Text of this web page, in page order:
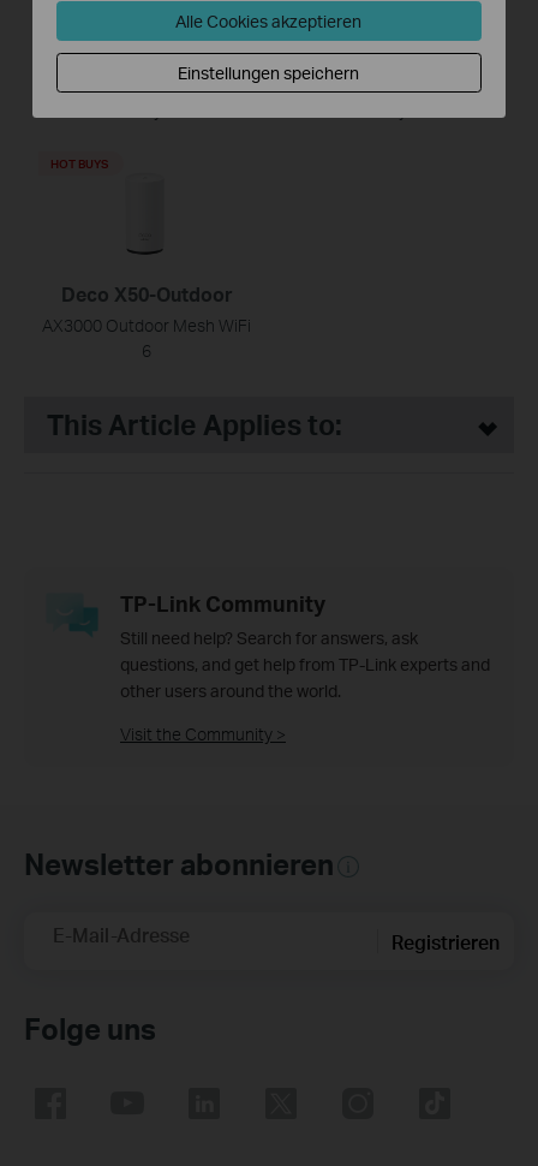
Deco X50
AX3000 Whole Home Mesh
Deco X55
AX3000 Whole Home Mesh
Deco X50-Outdoor
AX3000 Outdoor Mesh WiFi
6
HOT BUYS
This Article Applies to:
TP-Link Community
Still need help? Search for answers, ask
questions, and get help from TP-Link experts and
other users around the world.
Visit the Community >
Newsletter abonnieren
E-Mail-Adresse Registrieren
Folge uns
Alle Cookies akzeptieren
Einstellungen speichern